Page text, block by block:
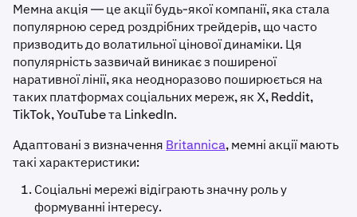
Мемна акція — це акції будь-якої компанії, яка стала
популярною серед роздрібних трейдерів, що часто
призводить до волатильної цінової динаміки. Ця
популярність зазвичай виникає з поширеної
наративної лінії, яка неодноразово поширюється на
таких платформах соціальних мереж, як X, Reddit,
TikTok, YouTube та LinkedIn.
Адаптовані з визначення Britannica, мемні акції мають
такі характеристики:
Соціальні мережі відіграють значну роль у
формуванні інтересу.